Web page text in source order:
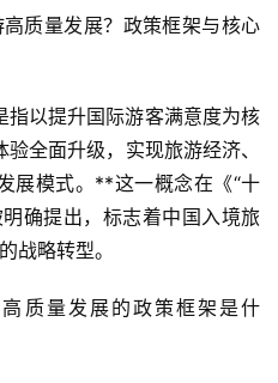
质量发展？政策框架与核心
以提升国际游客满意度为核
全面升级，实现旅游经济、
展模式。**这一概念在《“十
确提出，标志着中国入境旅
战略转型。
质量发展的政策框架是什